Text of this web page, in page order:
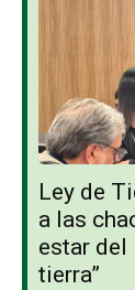
Ley de
a las
estar del
tierra”